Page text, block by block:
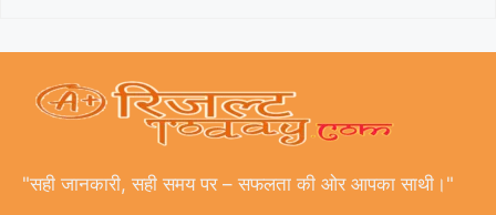
"सही जानकारी, सही समय पर – सफलता की ओर आपका साथी।"